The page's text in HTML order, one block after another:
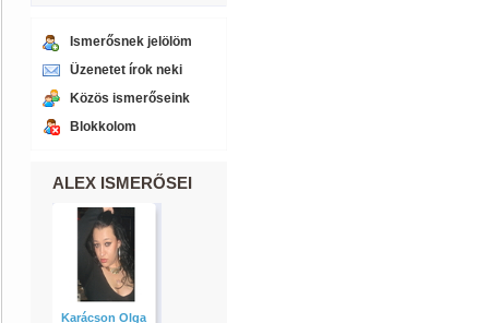
Ismerősnek jelölöm
Üzenetet írok neki
Közös ismerőseink
Blokkolom
ALEX ISMERŐSEI
Karácson Olga